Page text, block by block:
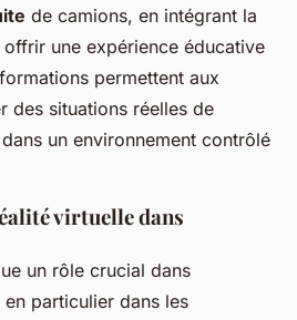
de camions, en intégrant la
offrir une expérience éducative
permettent aux
des situations réelles de
un environnement contrôlé
virtuelle dans
un rôle crucial dans
particulier dans les